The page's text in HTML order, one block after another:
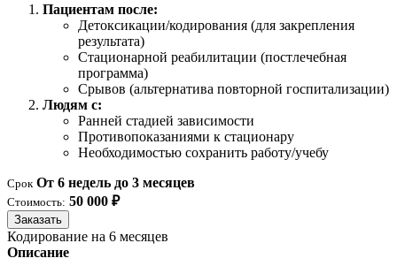
Пациентам после:
Детоксикации/кодирования (для закрепления
результата)
Стационарной реабилитации (постлечебная
программа)
Срывов (альтернатива повторной госпитализации)
Людям с:
Ранней стадией зависимости
Противопоказаниями к стационару
Необходимостью сохранить работу/учебу
Срок От 6 недель до 3 месяцев
Стоимость: 50 000 ₽
Заказать
Кодирование на 6 месяцев
Описание